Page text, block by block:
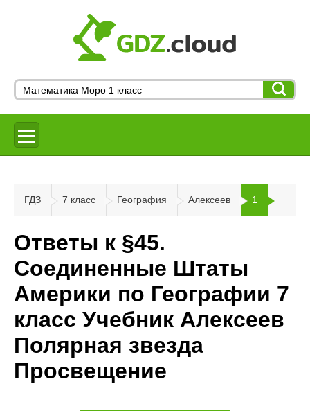
ГДЗ 7 класс География Алексеев 1
Ответы к §45.
Соединенные Штаты
Америки по Географии 7
класс Учебник Алексеев
Полярная звезда
Просвещение